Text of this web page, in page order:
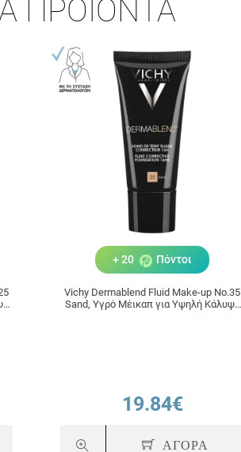
ΠΡΟΪΌΝΤΑ
+ 20 Πόντοι
Vichy Dermablend Fluid Make-up No.35
Sand, Υγρό Μέικαπ για Υψηλή Κάλυψη
19.84€
ΑΓΟΡΑ